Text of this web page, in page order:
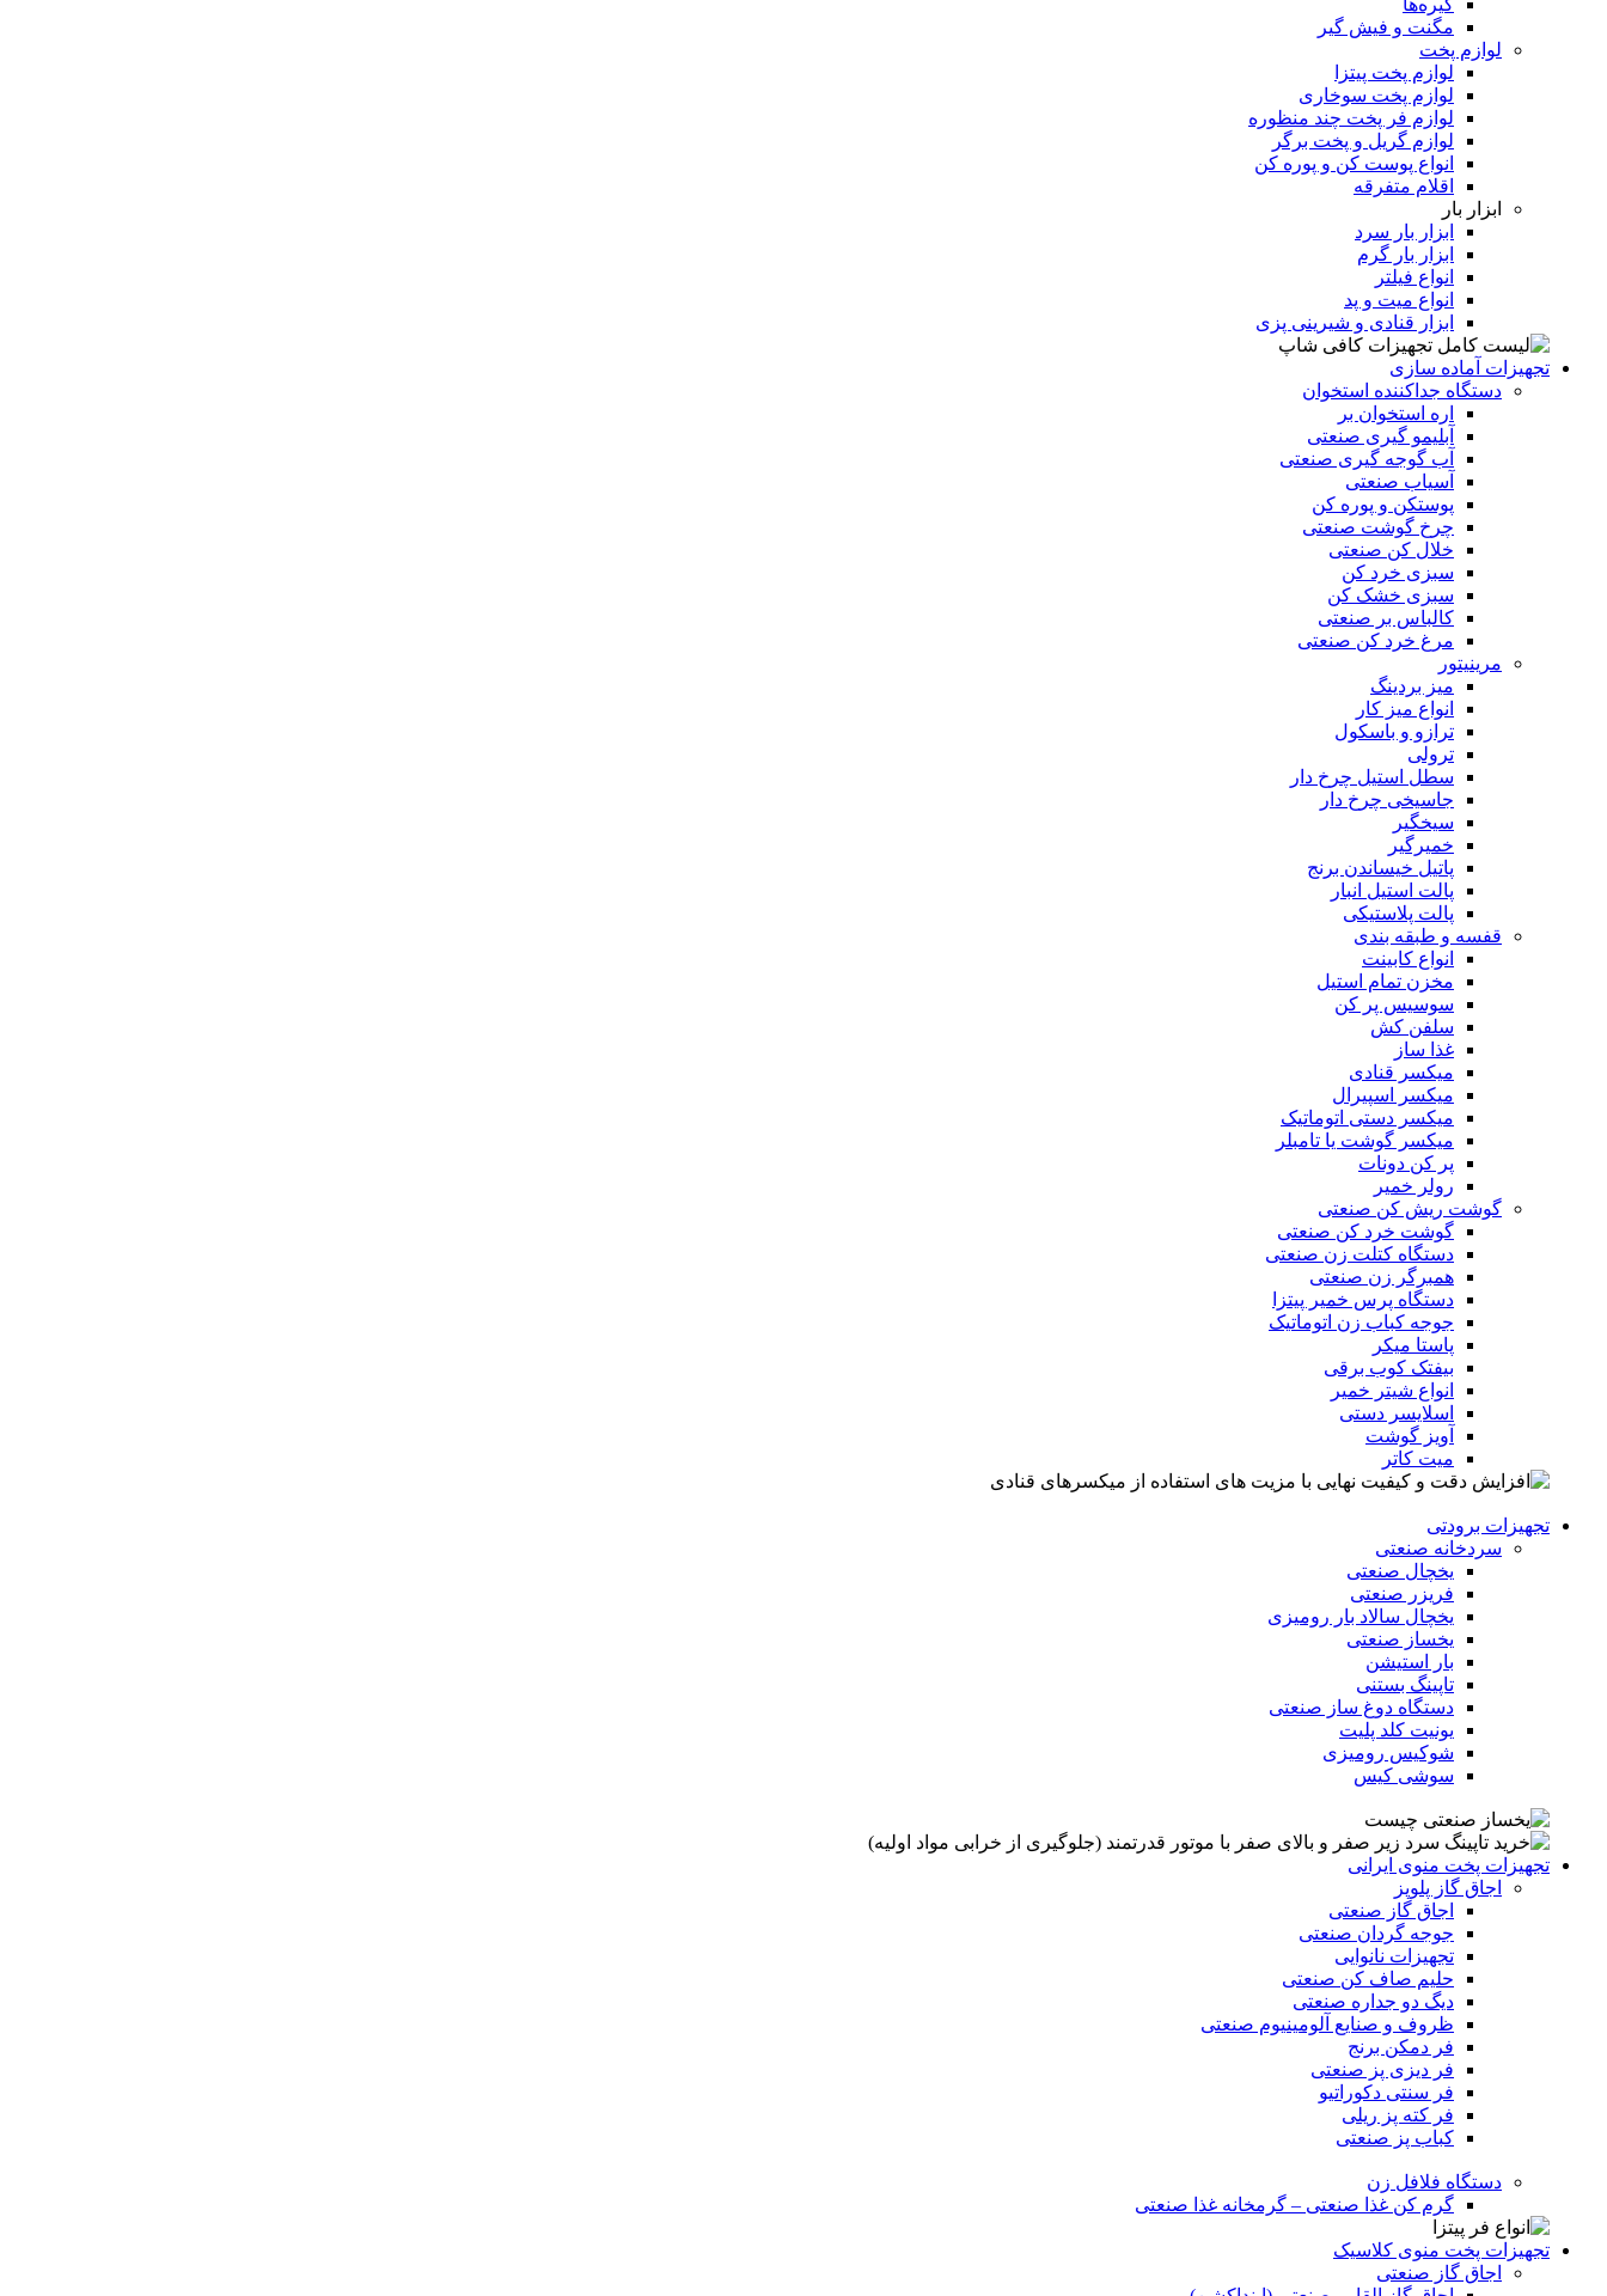
گیره‌ها
مگنت و فیش گیر
لوازم پخت
لوازم پخت پیتزا
لوازم پخت سوخاری
لوازم فر پخت چند منظوره
لوازم گریل و پخت برگر
انواع پوست کن و پوره کن
اقلام متفرقه
ابزار بار
ابزار بار سرد
ابزار بار گرم
انواع فیلتر
انواع میت و پد
ابزار قنادی و شیرینی پزی
تجهیزات آماده سازی
دستگاه جداکننده استخوان
اره استخوان بر
آبلیمو گیری صنعتی
آب گوجه گیری صنعتی
آسیاب صنعتی
پوستکن و پوره کن
چرخ گوشت صنعتی
خلال کن صنعتی
سبزی خرد کن
سبزی خشک کن
کالباس بر صنعتی
مرغ خرد کن صنعتی
مرینیتور
میز بردینگ
انواع میز کار
ترازو و باسکول
ترولی
سطل استیل چرخ دار
جاسیخی چرخ دار
سیخگیر
خمیرگیر
پاتیل خیساندن برنج
پالت استیل انبار
پالت پلاستیکی
قفسه و طبقه بندی
انواع کابینت
مخزن تمام استیل
سوسیس پر کن
سلفن کش
غذا ساز
میکسر قنادی
میکسر اسپیرال
میکسر دستی اتوماتیک
میکسر گوشت یا تامبلر
پر کن دونات
رولر خمیر
گوشت ریش کن صنعتی
گوشت خرد کن صنعتی
دستگاه کتلت زن صنعتی
همبرگر زن صنعتی
دستگاه پرس خمیر پیتزا
جوجه کباب زن اتوماتیک
پاستا میکر
بیفتک کوب برقی
انواع شیتر خمیر
اسلایسر دستی
آویز گوشت
میت کاتر
تجهیزات برودتی
سردخانه صنعتی
یخچال صنعتی
فریزر صنعتی
یخچال سالاد بار رومیزی
یخساز صنعتی
بار استیشن
تاپینگ بستنی
دستگاه دوغ ساز صنعتی
یونیت کلد پلیت
شوکیس رومیزی
سوشی کیس
تجهیزات پخت منوی ایرانی
اجاق گاز پلوپز
اجاق گاز صنعتی
جوجه گردان صنعتی
تجهیزات نانوایی
حلیم صاف کن صنعتی
دیگ دو جداره صنعتی
ظروف و صنایع آلومینیوم صنعتی
فر دمکن برنج
فر دیزی پز صنعتی
فر سنتی دکوراتیو
فر کته پز ریلی
کباب پز صنعتی
دستگاه فلافل زن
گرم کن غذا صنعتی – گرمخانه غذا صنعتی
تجهیزات پخت منوی کلاسیک
اجاق گاز صنعتی